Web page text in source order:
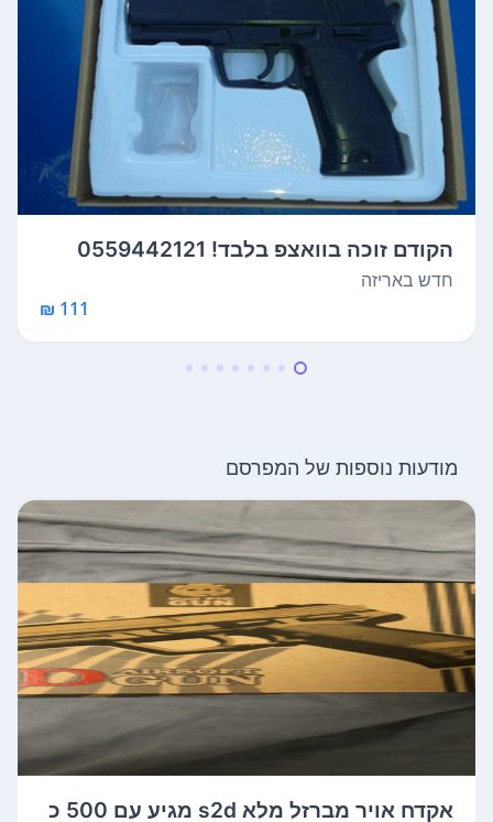
הקודם זוכה בוואצפ בלבד! 0559442121
חדש באריזה
111 ₪
מודעות נוספות של המפרסם
אקדח אויר מברזל מלא s2d מגיע עם 500 כ